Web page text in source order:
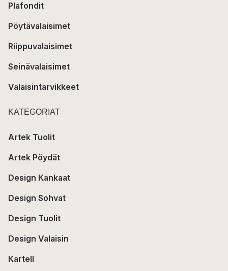
Plafondit
Pöytävalaisimet
Riippuvalaisimet
Seinävalaisimet
Valaisintarvikkeet
KATEGORIAT
Artek Tuolit
Artek Pöydät
Design Kankaat
Design Sohvat
Design Tuolit
Design Valaisin
Kartell